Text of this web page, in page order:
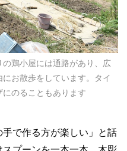
鶏小屋には通路があり、広
お散歩をしています。タイ
のることもあります
手で作る方が楽しい」と話